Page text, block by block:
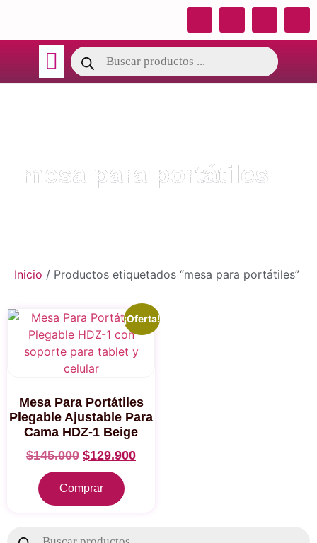
mesa para portátiles
Inicio / Productos etiquetados “mesa para portátiles”
¡Oferta!
Mesa Para Portátiles
Plegable Ajustable Para
Cama HDZ-1 Beige
$145.000 $129.900
Comprar